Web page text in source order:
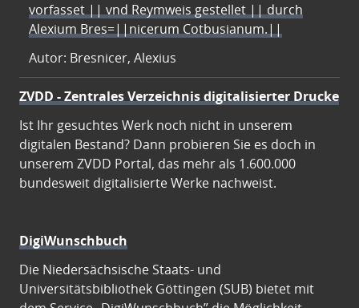
vorfasset || vnd Reymweis gestellet || durch
Alexium Bres=||nicerum Cotbusianum.||
Autor: Bresnicer, Alexius
ZVDD - Zentrales Verzeichnis digitalisierter Drucke
Ist Ihr gesuchtes Werk noch nicht in unserem
digitalen Bestand? Dann probieren Sie es doch in
unserem ZVDD Portal, das mehr als 1.600.000
bundesweit digitalisierte Werke nachweist.
DigiWunschbuch
Die Niedersächsische Staats- und
Universitätsbibliothek Göttingen (SUB) bietet mit